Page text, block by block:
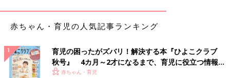
赤ちゃん・育児の人気記事ランキング
育児の困ったがズバリ！解決する本『ひよこクラブ
秋号』 4カ月～2才になるまで、育児に役立つ情報が
いっぱい！
赤ちゃん・育児